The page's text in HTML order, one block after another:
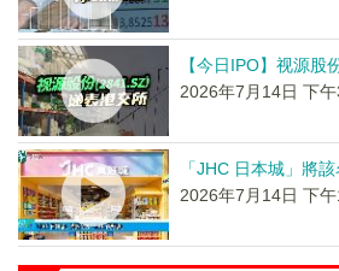
【今日IPO】视源股
2026年7月14日 下
「JHC 日本城」將
2026年7月14日 下